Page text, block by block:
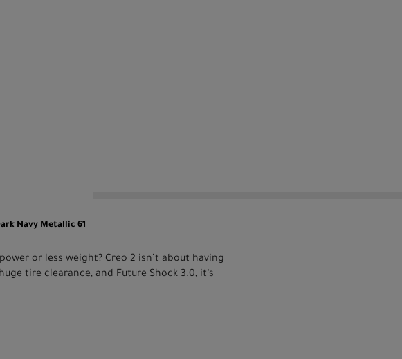
Navy Metallic 61
or less weight? Creo 2 isn’t about having
tire clearance, and Future Shock 3.0, it’s